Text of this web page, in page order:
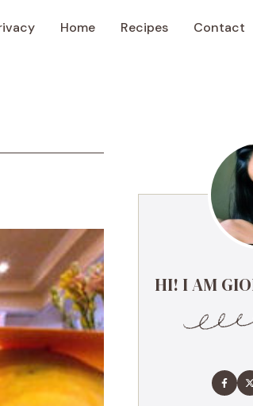
Home Recipes Contact
HI! I AM